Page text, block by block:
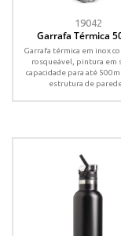
19042
Garrafa Térmica
Garrafa térmica em inox
rosqueável, pintura em
capacidade para até
estrutura de